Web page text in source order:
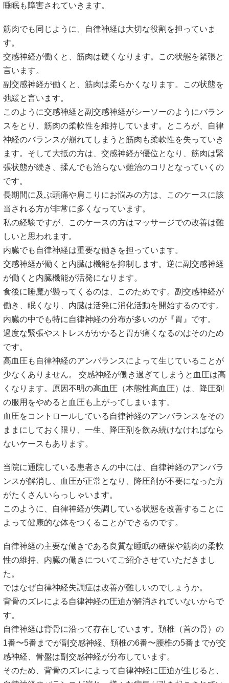
睡眠も障害されていきます。
筋肉でも同じように、自律神経は大切な役割を担っていま
す。
交感神経が働くと、筋肉は硬くなります。この状態を緊張と
言います。
副交感神経が働くと、筋肉は柔らかくなります。この状態を
弛緩と言います。
このように交感神経と副交感神経がシーソーのようにバラン
スをとり、筋肉の柔軟性を維持しています。ところが、自律
神経のバランスが崩れてしまうと筋肉も柔軟性を失っていき
ます。そして大抵の方は、交感神経が優位となり、筋肉は緊
張状態が続き、揉んでも治らない難治のコリとなっていくの
です。
長期間に及ぶ頭痛や肩こりにお悩みの方は、このケースに該
当される方が非常に多くなっています。
私の経験ですが、このケースの方はマッサージでの改善は難
しいと思われます。
内臓でも自律神経は重要な働きを担っています。
交感神経が働くと内臓は機能を抑制します。逆に副交感神経
が働くと内臓機能が活発になります。
食後に睡魔が襲ってくるのは、このためです。副交感神経が
働き、眠くなり、内臓は活発に消化活動を開始するのです。
内臓の中でも特に自律神経の分布が多いのが『胃』です。
過度な緊張やストレスがかかると胃が痛くなるのはそのため
です。
高血圧も自律神経のアンバランスによって生じていることが
少なくありません。 交感神経が働き過ぎてしまうと血圧は高
くなります。原因不明の高血圧（本態性高血圧）は、降圧剤
の服用をやめると血圧も上がってしまいます。
血圧をコントロールしている自律神経のアンバランスをその
ままにしておく限り、一生、降圧剤を飲み続けなければなら
ないケースもあります。
当院に通院している患者さんの中には、自律神経のアンバラ
ンスが解消し、血圧が正常となり、降圧剤が不要になった方
がたくさんいらっしゃいます。
このように、自律神経が失調している状態を改善することに
よって健康的な体をつくることができるのです。
自律神経の主要な働きである良質な睡眠の確保や筋肉の柔軟
性の維持、内臓の働きについてご紹介させていただきまし
た。
ではなぜ自律神経失調症は改善が難しいのでしょうか。
背骨のズレによる自律神経の圧迫が解消されていないからで
す。
自律神経は背骨に沿って存在しています。頚椎（首の骨）の
1番〜5番までが副交感神経、頚椎の6番〜腰椎の5番までが交
感神経、骨盤は副交感神経が分布しています。
そのため、背骨のズレによって自律神経に圧迫が生じると、